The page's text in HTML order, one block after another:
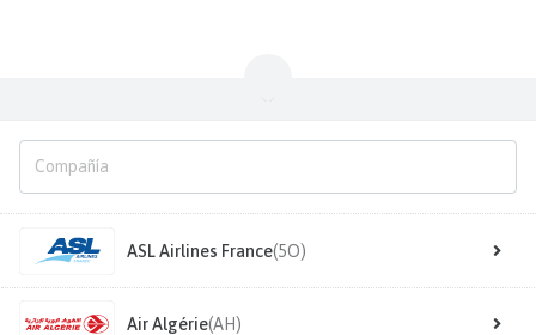
ASL Airlines France(5O)
Air Algérie(AH)